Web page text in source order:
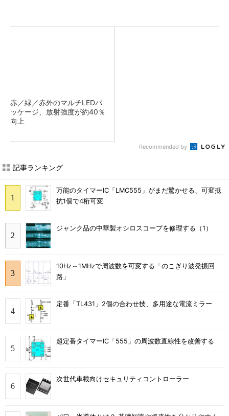
赤／緑／赤外のマルチLEDパ
ッケージ、放射強度が約40％
向上
Recommended by
記事ランキング
万能のタイマーIC「LMC555」がまだ驚かせる、可変抵
抗1個で4桁可変
ジャンク品の中華製オシロスコープを修理する（1）
10Hz～1MHzで周波数を可変する「のこぎり波発振回
路」
定番「TL431」2個の合わせ技、多用途な電流ミラー
超定番タイマーIC「555」の周波数直線性を改善する
次世代車載向けセキュリティコントローラー